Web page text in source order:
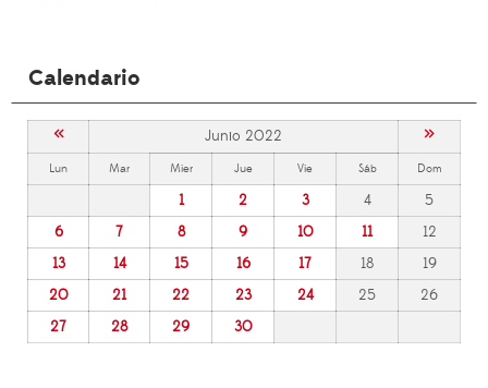
Calendario
« Junio 2022 »
Lun Mar Mier Jue Vie Sáb Dom
1 2 3 4
5
6
7 8 9 10 11
12
13
14 15 16 17 18
19
20
21 22 23 24 25
26
27
28 29 30